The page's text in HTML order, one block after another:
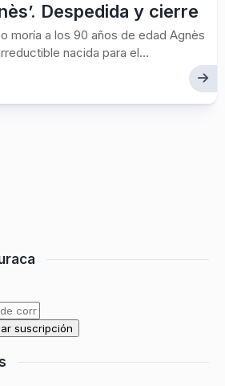
Despedida y cierre
moría a los 90 años de edad Agnès
nacida para el...